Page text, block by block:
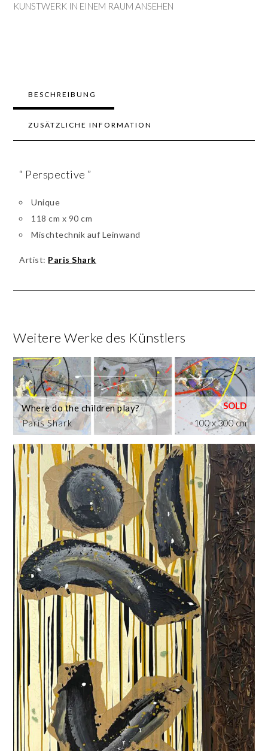
KUNSTWERK IN EINEM RAUM ANSEHEN
BESCHREIBUNG
ZUSÄTZLICHE INFORMATION
“ Perspective ”
Unique
118 cm x 90 cm
Mischtechnik auf Leinwand
Artist: Paris Shark
Weitere Werke des Künstlers
Paris Shark
Where do the children play?
100 x 300 cm